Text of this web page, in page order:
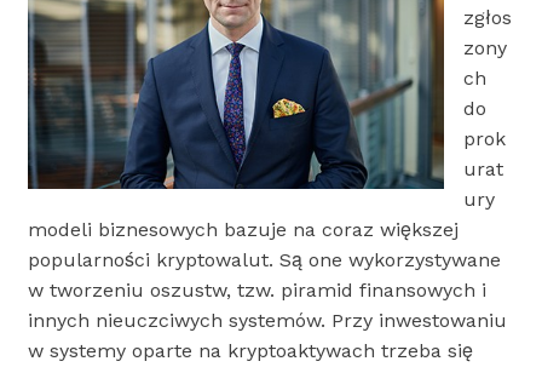
zgłos
zony
ch
do
prok
urat
ury
modeli biznesowych bazuje na coraz większej
popularności kryptowalut. Są one wykorzystywane
w tworzeniu oszustw, tzw. piramid finansowych i
innych nieuczciwych systemów. Przy inwestowaniu
w systemy oparte na kryptoaktywach trzeba się